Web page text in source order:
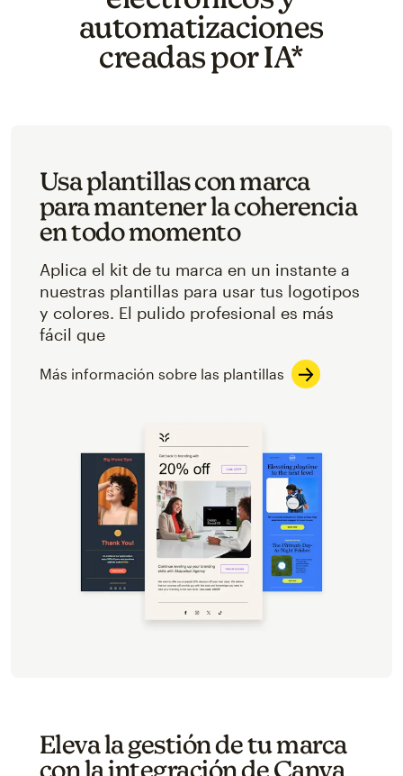
automatizaciones
creadas por IA*
Usa plantillas con marca
para mantener la coherencia
en todo momento
Aplica el kit de tu marca en un instante a
nuestras plantillas para usar tus logotipos
y colores. El pulido profesional es más
fácil que
Más información sobre las plantillas
Eleva la gestión de tu marca
con la integración de Canva